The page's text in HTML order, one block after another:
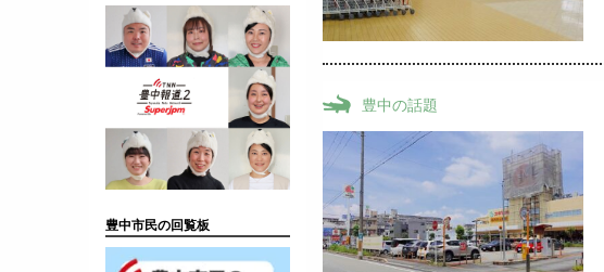
豊中の話題
豊中市民の回覧板